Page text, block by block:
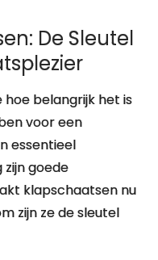
De Sleutel
belangrijk het is
voor een
essentieel
goede
klapschaatsen nu
zijn ze de sleutel